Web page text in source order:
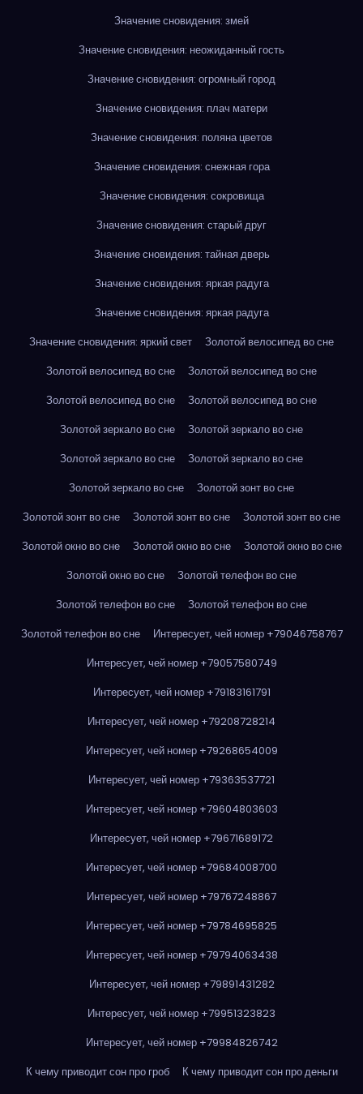
Значение сновидения: змей
Значение сновидения: неожиданный гость
Значение сновидения: огромный город
Значение сновидения: плач матери
Значение сновидения: поляна цветов
Значение сновидения: снежная гора
Значение сновидения: сокровища
Значение сновидения: старый друг
Значение сновидения: тайная дверь
Значение сновидения: яркая радуга
Значение сновидения: яркая радуга
Значение сновидения: яркий свет
Золотой велосипед во сне
Золотой велосипед во сне
Золотой велосипед во сне
Золотой велосипед во сне
Золотой велосипед во сне
Золотой зеркало во сне
Золотой зеркало во сне
Золотой зеркало во сне
Золотой зеркало во сне
Золотой зеркало во сне
Золотой зонт во сне
Золотой зонт во сне
Золотой зонт во сне
Золотой зонт во сне
Золотой окно во сне
Золотой окно во сне
Золотой окно во сне
Золотой окно во сне
Золотой телефон во сне
Золотой телефон во сне
Золотой телефон во сне
Золотой телефон во сне
Интересует, чей номер +79046758767
Интересует, чей номер +79057580749
Интересует, чей номер +79183161791
Интересует, чей номер +79208728214
Интересует, чей номер +79268654009
Интересует, чей номер +79363537721
Интересует, чей номер +79604803603
Интересует, чей номер +79671689172
Интересует, чей номер +79684008700
Интересует, чей номер +79767248867
Интересует, чей номер +79784695825
Интересует, чей номер +79794063438
Интересует, чей номер +79891431282
Интересует, чей номер +79951323823
Интересует, чей номер +79984826742
К чему приводит сон про гроб
К чему приводит сон про деньги